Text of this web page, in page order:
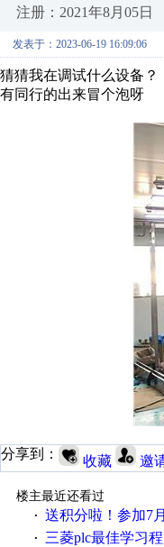
注册：2021年8月05日
发表于：2023-06-19 16:09:06
猜猜我在调试什么设备？
有同行的出来冒个泡呀
分享到： 收藏 邀
楼主最近还看过
· 送积分啦！参加7月6日菲
· 三菱plc最佳学习程序，伺服控制，各种报